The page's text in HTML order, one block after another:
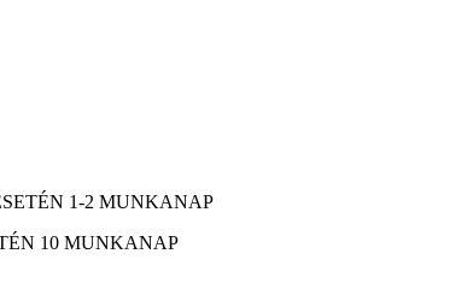
1-2 MUNKANAP
10 MUNKANAP